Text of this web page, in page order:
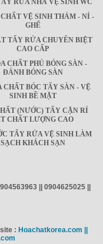
CHẤT VỆ SINH THẢM - NỈ -
GHẾ
TẨY RỬA CHUYÊN BIỆT
CAO CẤP
CHẤT PHỦ BÓNG SÀN -
ĐÁNH BÓNG SÀN
CHẤT BÓC TẨY SÀN - VỆ
SINH BỀ MẶT
(NƯỚC) TẨY CẶN RỈ
CHẤT LƯỢNG CAO
TẨY RỬA VỆ SINH LÀM
SẠCH KHÁCH SẠN
|| 0904625025 ||
: Hoachatkorea.com ||